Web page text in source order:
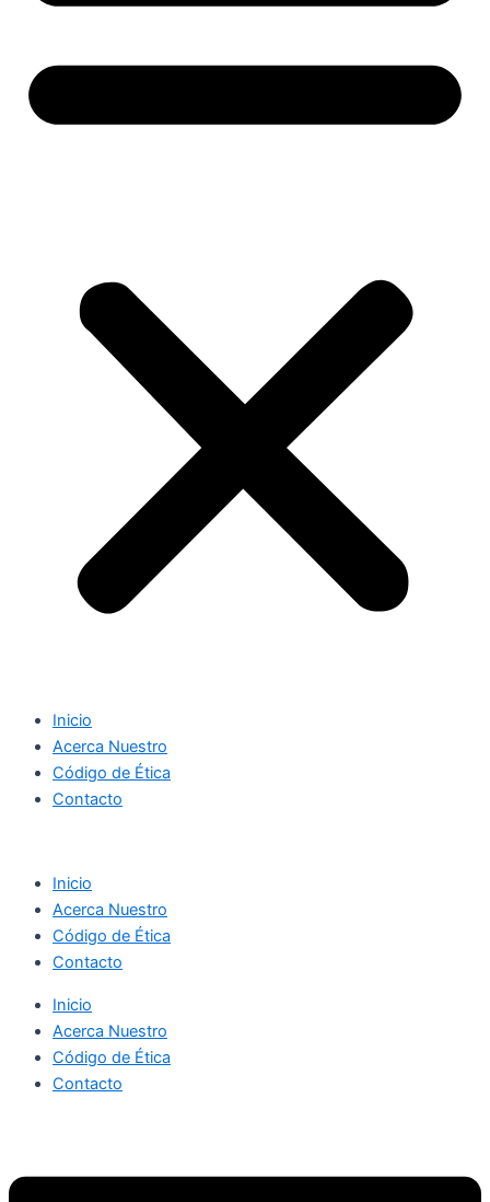
Inicio
Acerca Nuestro
Código de Ética
Contacto
Inicio
Acerca Nuestro
Código de Ética
Contacto
Inicio
Acerca Nuestro
Código de Ética
Contacto